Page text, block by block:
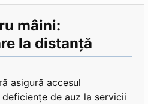
mâini:
la distanță
asigură accesul
de auz la servicii